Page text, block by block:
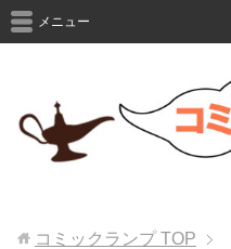
メニュー
コミックランプTOP